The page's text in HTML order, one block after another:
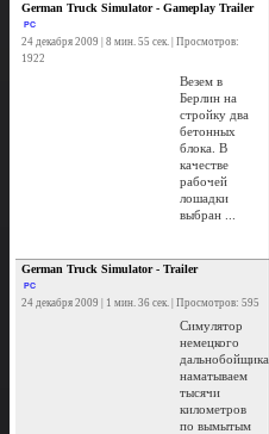
German Truck Simulator - Gameplay Trailer
PC
24 декабря 2009 | 8 мин. 55 сек. | Просмотров:
1922
Везем в
Берлин на
стройку два
бетонных
блока. В
качестве
рабочей
лошадки
выбран ...
German Truck Simulator - Trailer
PC
24 декабря 2009 | 1 мин. 36 сек. | Просмотров: 595
Симулятор
немецкого
дальнобойщика:
наматываем
тысячи
километров
по вымытым